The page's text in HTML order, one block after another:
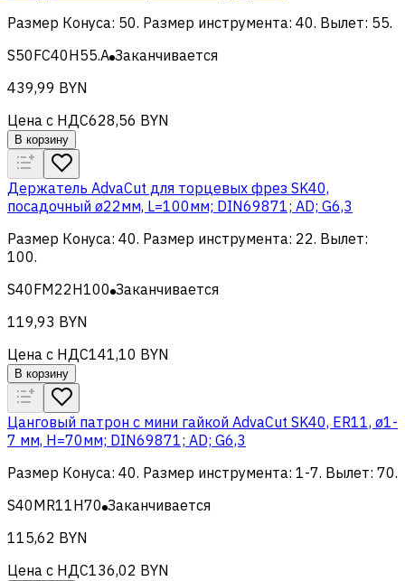
Размер Конуса: 50. Размер инструмента: 40. Вылет: 55.
S50FC40H55.A Заканчивается
439,99 BYN
Цена с НДС628,56 BYN
В корзину
Держатель AdvaCut для торцевых фрез SK40,
посадочный ø22мм, L=100мм; DIN69871; AD; G6,3
Размер Конуса: 40. Размер инструмента: 22. Вылет:
100.
S40FM22H100 Заканчивается
119,93 BYN
Цена с НДС141,10 BYN
В корзину
Цанговый патрон c мини гайкой AdvaCut SK40, ER11, ø1-
7 мм, H=70мм; DIN69871; AD; G6,3
Размер Конуса: 40. Размер инструмента: 1-7. Вылет: 70.
S40MR11H70 Заканчивается
115,62 BYN
Цена с НДС136,02 BYN